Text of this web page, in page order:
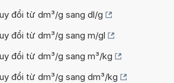
đổi từ dm³/g sang dl/g
đổi từ dm³/g sang m/gl
đổi từ dm³/g sang m³/kg
đổi từ dm³/g sang dm³/kg